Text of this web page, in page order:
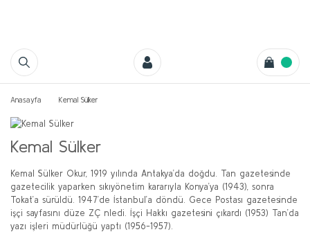
Anasayfa Kemal Sülker
Kemal Sülker
Kemal Sülker Okur, 1919 yılında Antakya’da doğdu. Tan gazetesinde
gazetecilik yaparken sıkıyönetim kararıyla Konya’ya (1943), sonra
Tokat’a sürüldü. 1947’de İstanbul’a döndü. Gece Postası gazetesinde
işçi sayfasını düze ZÇ nledi. İşçi Hakkı gazetesini çıkardı (1953) Tan’da
yazı işleri müdürlüğü yaptı (1956-1957).